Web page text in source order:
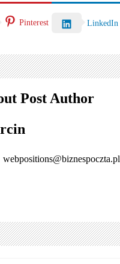
Pinterest LinkedIn
Post Author
webpositions@biznespoczta.pl